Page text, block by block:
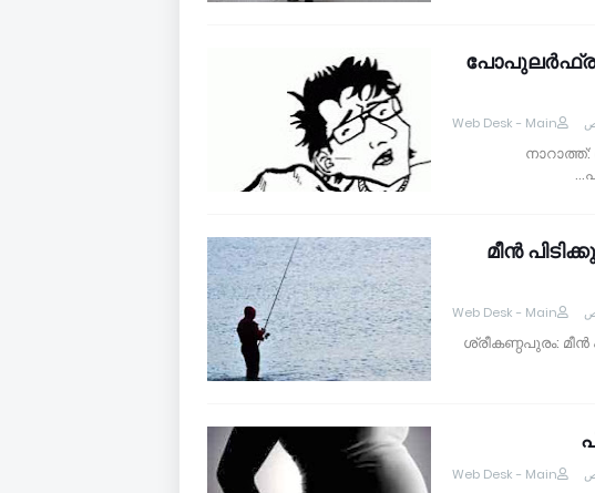
Web Desk - Main
മീന്‍
Web Desk - Main
ശ്രീകണ്ഠപുരം:
Web Desk - Main